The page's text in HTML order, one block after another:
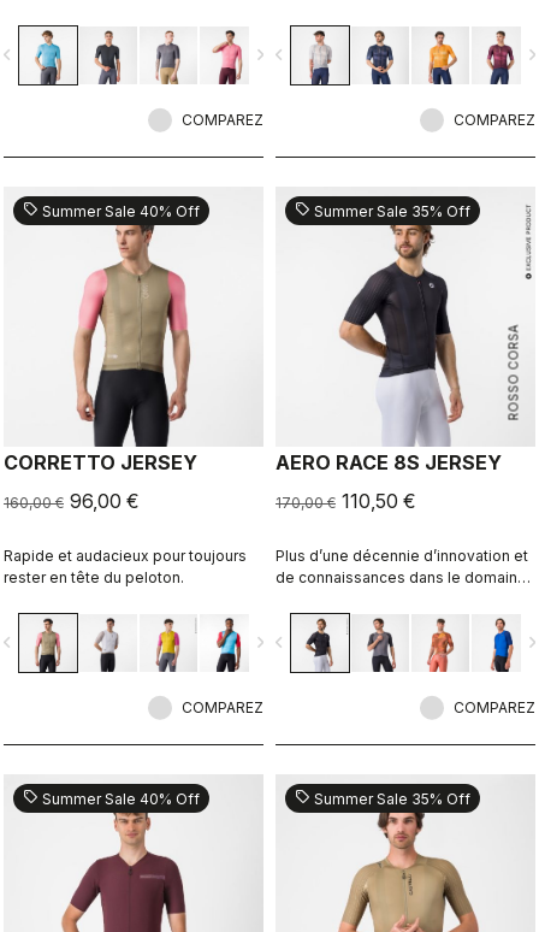
jours de course. Le confort et le
style de l’Espresso, revisité et
amélioré. 2.0.
navigate_next
COMPAREZ
navigate_before
COMPAREZ
sell Summer Sale 40% Off
CORRETTO JERSEY
160,00 € 96,00 €
Rapide et audacieux pour toujours
rester en tête du peloton.
navigate_next
COMPAREZ
ROSSO CORSA
sell Summer Sale 35% Off
AERO RACE 8S JERSEY
170,00 € 110,50 €
Plus d’une décennie d’innovation et
de connaissances dans le domaine
rapide l’est désormais encore plus.
navigate_before
COMPAREZ
sell Summer Sale 40% Off sell Summer Sale 35% Off